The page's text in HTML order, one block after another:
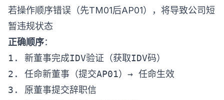
若操作顺序错误（先TM01后AP01），将导致公司短
暂违规状态
正确顺序：
1. 新董事完成IDV验证（获取IDV码）
2. 任命新董事（提交AP01）→ 任命生效
3. 原董事提交辞职信